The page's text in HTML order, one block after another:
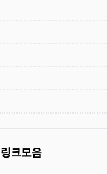
링크모음